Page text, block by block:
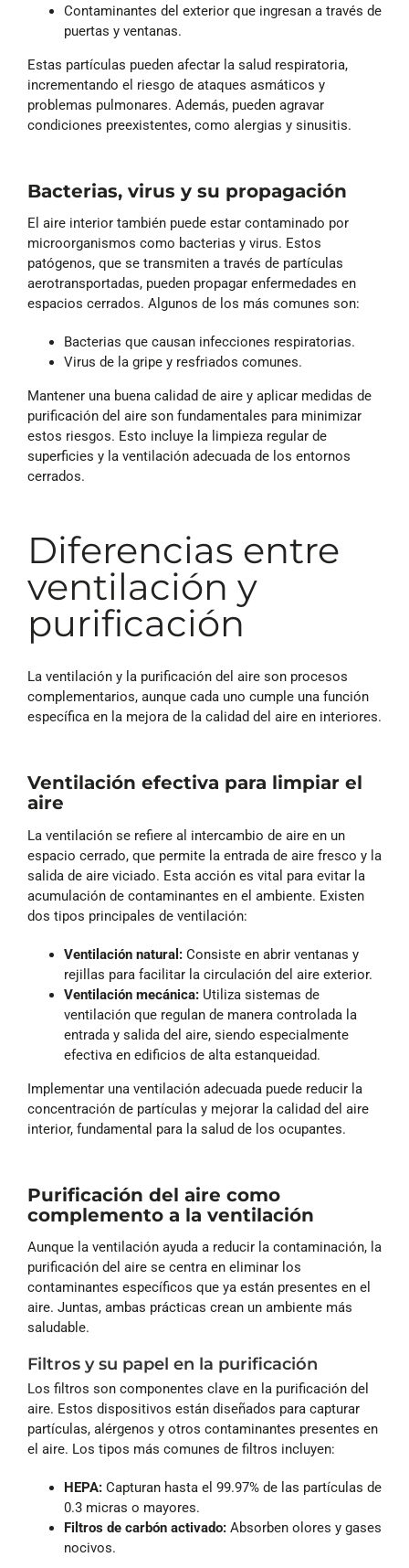
Contaminantes del exterior que ingresan a través de
puertas y ventanas.
Estas partículas pueden afectar la salud respiratoria,
incrementando el riesgo de ataques asmáticos y
problemas pulmonares. Además, pueden agravar
condiciones preexistentes, como alergias y sinusitis.
Bacterias, virus y su propagación
El aire interior también puede estar contaminado por
microorganismos como bacterias y virus. Estos
patógenos, que se transmiten a través de partículas
aerotransportadas, pueden propagar enfermedades en
espacios cerrados. Algunos de los más comunes son:
Bacterias que causan infecciones respiratorias.
Virus de la gripe y resfriados comunes.
Mantener una buena calidad de aire y aplicar medidas de
purificación del aire son fundamentales para minimizar
estos riesgos. Esto incluye la limpieza regular de
superficies y la ventilación adecuada de los entornos
cerrados.
Diferencias entre
ventilación y
purificación
La ventilación y la purificación del aire son procesos
complementarios, aunque cada uno cumple una función
específica en la mejora de la calidad del aire en interiores.
Ventilación efectiva para limpiar el
aire
La ventilación se refiere al intercambio de aire en un
espacio cerrado, que permite la entrada de aire fresco y la
salida de aire viciado. Esta acción es vital para evitar la
acumulación de contaminantes en el ambiente. Existen
dos tipos principales de ventilación:
Ventilación natural: Consiste en abrir ventanas y
rejillas para facilitar la circulación del aire exterior.
Ventilación mecánica: Utiliza sistemas de
ventilación que regulan de manera controlada la
entrada y salida del aire, siendo especialmente
efectiva en edificios de alta estanqueidad.
Implementar una ventilación adecuada puede reducir la
concentración de partículas y mejorar la calidad del aire
interior, fundamental para la salud de los ocupantes.
Purificación del aire como
complemento a la ventilación
Aunque la ventilación ayuda a reducir la contaminación, la
purificación del aire se centra en eliminar los
contaminantes específicos que ya están presentes en el
aire. Juntas, ambas prácticas crean un ambiente más
saludable.
Filtros y su papel en la purificación
Los filtros son componentes clave en la purificación del
aire. Estos dispositivos están diseñados para capturar
partículas, alérgenos y otros contaminantes presentes en
el aire. Los tipos más comunes de filtros incluyen:
HEPA: Capturan hasta el 99.97% de las partículas de
0.3 micras o mayores.
Filtros de carbón activado: Absorben olores y gases
nocivos.